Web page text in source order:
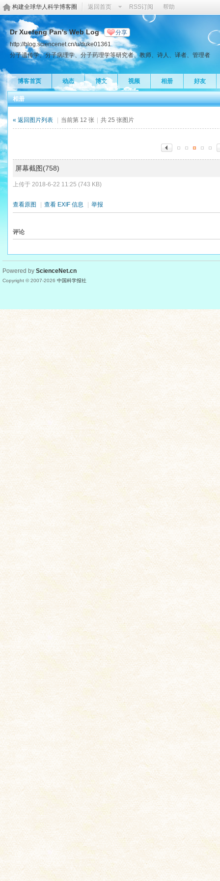
构建全球华人科学博客圈 返回首页 RSS订阅 帮助
Dr Xuefeng Pan's Web Log 分享
http://blog.sciencenet.cn/u/duke01361
分子遗传学、分子病理学、分子药理学等研究者、教师、诗人、译者、管理者
博客首页 动态 博文 视频 相册 好友
相册
« 返回图片列表 当前第 12 张 共 25 张图片
屏幕截图(758)
上传于 2018-6-22 11:25 (743 KB)
查看原图 查看 EXIF 信息 举报
评论
Powered by ScienceNet.cn
Copyright © 2007-2026 中国科学报社